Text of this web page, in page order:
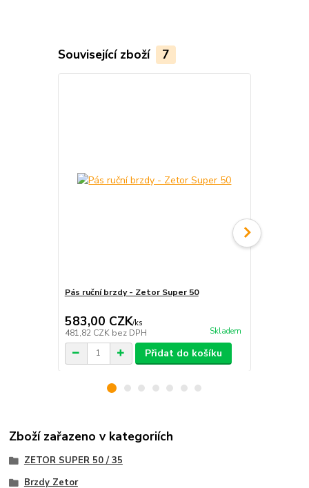
Související zboží 7
Pás ruční brzdy - Zetor Super 50
583,00 CZK/ks
481,82 CZK bez DPH Skladem
Přidat do košíku
Zboží zařazeno v kategoriích
ZETOR SUPER 50 / 35
Brzdy Zetor